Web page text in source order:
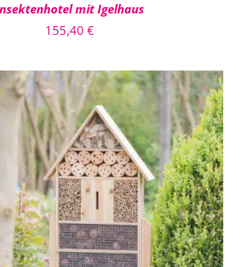
mit Igelhaus
155,40 €
IN DEN WARENKORB
/